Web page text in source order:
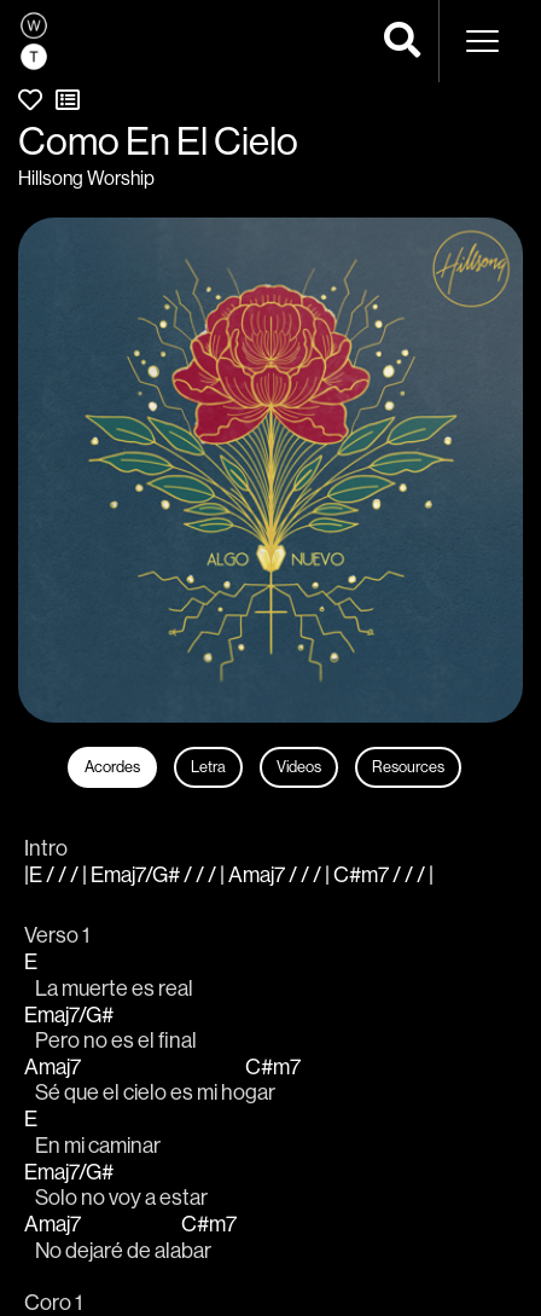
Como En El Cielo
Hillsong Worship
Acordes Letra Videos Resources
Intro
|E / / / | Emaj7/G# / / / | Amaj7 / / / | C#m7 / / / |
Verso 1
E
   La muerte es real
Emaj7/G#
   Pero no es el final
Amaj7
   Sé que el cielo es mi ho
C#m7
gar
E
   En mi caminar
Emaj7/G#
   Solo no voy a estar
Amaj7
   No dejaré de ala
C#m7
bar
Coro 1